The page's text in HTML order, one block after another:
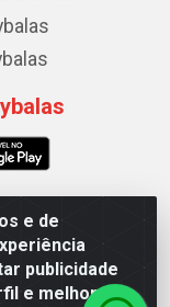
e de
publicidade
e melhorar a
Galpão B -
075 - CNPJ